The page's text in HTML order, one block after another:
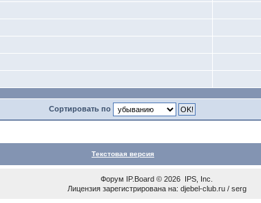
Сортировать по
Текстовая версия
Форум IP.Board © 2026 IPS, Inc
Лицензия зарегистрирована на: djebel-club.ru / serg